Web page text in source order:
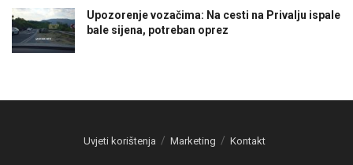
Upozorenje vozačima: Na cesti na Privalju ispale
bale sijena, potreban oprez
Uvjeti korištenja Marketing Kontakt